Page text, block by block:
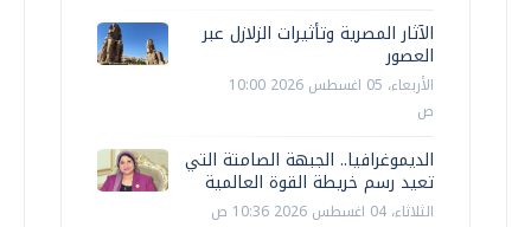
الآثار المصرية وتأثيرات الزلازل عبر
العصور
الأربعاء، 05 اغسطس 2026 10:00
ص
الديموغرافيا.. الجبهة الصامتة التي
تعيد رسم خريطة القوة العالمية
الثلاثاء، 04 اغسطس 2026 10:36 ص